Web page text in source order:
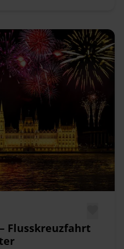
Flusskreuzfahrt